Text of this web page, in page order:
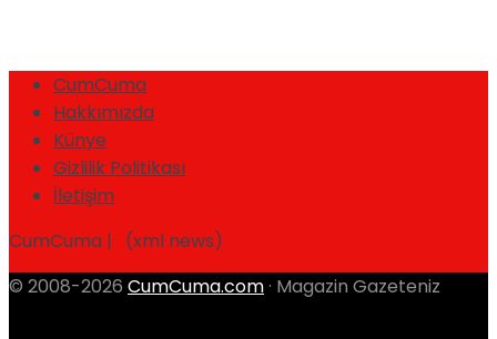
CumCuma
Hakkımızda
Künye
Gizlilik Politikası
İletişim
CumCuma | (xml news)
© 2008-2026 CumCuma.com · Magazin Gazeteniz